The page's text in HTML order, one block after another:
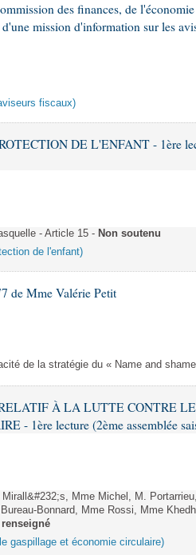
des finances, de
mission d'information sur les
fiscaux)
DE L'ENFANT - 1ère
- Article 15 - Non soutenu
de l'enfant)
de Mme Valérie Petit
de la stratégie du « Name and
RELATIF À LA LUTTE CONTRE
- 1ère lecture (2ème assemblée
Mme Michel, M.
Bonnard, Mme Rossi, Mme
renseigné
gaspillage et économie circulaire)